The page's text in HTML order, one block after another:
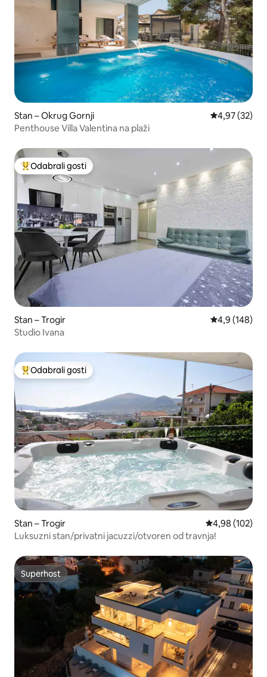
Stan – Okrug Gornji Prosječna
4,97 (32)
Penthouse Villa Valentina na plaži
Među najviše rangiranima s oznakom „Odabrali gosti”
Odabrali gosti
Stan – Trogir Prosječna
4,9 (148)
Studio Ivana
Među najviše rangiranima s oznakom „Odabrali gosti”
Odabrali gosti
Stan – Trogir Prosječna
4,98 (102)
Luksuzni stan/privatni jacuzzi/otvoren od travnja!
Superhost
Superhost